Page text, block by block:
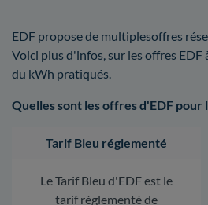
EDF propose de multiplesoffres
Voici plus d'infos, sur les offres EDF
du kWh pratiqués.
Quelles sont les offres d'EDF pour
Tarif Bleu réglementé
Le Tarif Bleu d'EDF est le
tarif réglementé de